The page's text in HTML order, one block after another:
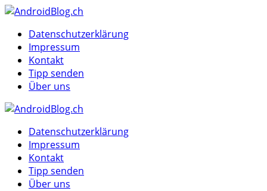
Menu
MenuDatenschutzerklärung
Impressum
Kontakt
Tipp senden
Über uns
Datenschutzerklärung
Impressum
Kontakt
Tipp senden
Über uns